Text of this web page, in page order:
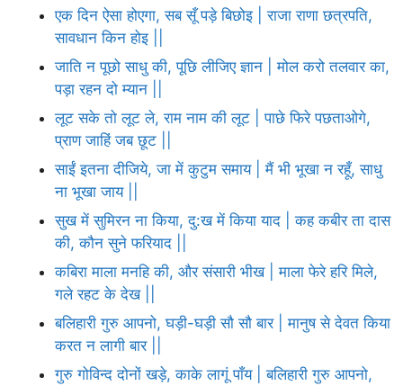
एक दिन ऐसा होएगा, सब सूँ पड़े बिछोइ | राजा राणा छत्रपति,
सावधान किन होइ ||
जाति न पूछो साधु की, पूछि लीजिए ज्ञान | मोल करो तलवार का,
पड़ा रहन दो म्यान ||
लूट सके तो लूट ले, राम नाम की लूट | पाछे फिरे पछताओगे,
प्राण जाहिं जब छूट ||
साईं इतना दीजिये, जा में कुटुम समाय | मैं भी भूखा न रहूँ, साधु
ना भूखा जाय ||
सुख में सुमिरन ना किया, दु:ख में किया याद | कह कबीर ता दास
की, कौन सुने फरियाद ||
कबिरा माला मनहि की, और संसारी भीख | माला फेरे हरि मिले,
गले रहट के देख ||
बलिहारी गुरु आपनो, घड़ी-घड़ी सौ सौ बार | मानुष से देवत किया
करत न लागी बार ||
गुरु गोविन्द दोनों खड़े, काके लागूं पाँय | बलिहारी गुरु आपनो,